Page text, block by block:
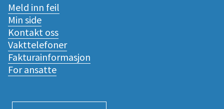
Meld inn feil
Min side
Kontakt oss
Vakttelefoner
Fakturainformasjon
For ansatte